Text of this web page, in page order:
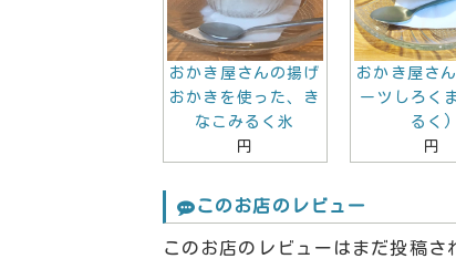
おかき屋さんの揚げ
おかきを使った、き
なこみるく氷
円
おかき屋さ
ーツしろく
るく)
円
このお店のレビュー
このお店のレビューはまだ投稿さ